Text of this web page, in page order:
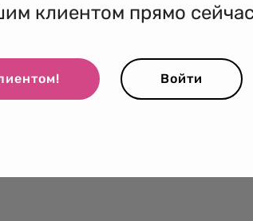
клиентом прямо
Войти